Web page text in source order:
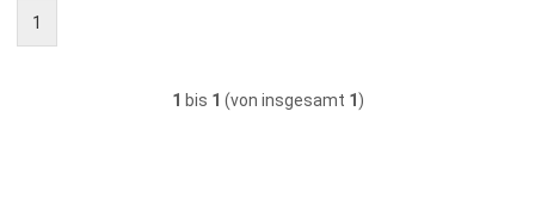
1
1 bis 1 (von insgesamt 1 )